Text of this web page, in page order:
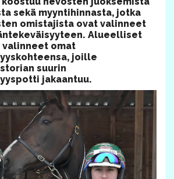
sekä myyntihinnasta, jotka
omistajista ovat valinneet
Alueelliset
valinneet omat
joille
suurin
jakaantuu.